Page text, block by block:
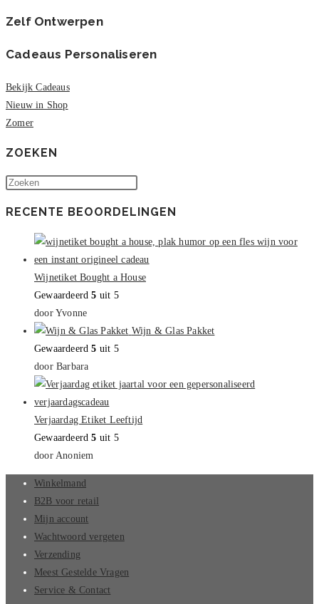
Zelf Ontwerpen
Cadeaus Personaliseren
Bekijk Cadeaus
Nieuw in Shop
Zomer
ZOEKEN
Escape
RECENTE BEOORDELINGEN
Wijnetiket Bought a House
Gewaardeerd5 uit 5
door Yvonne
Wijn & Glas Pakket
Gewaardeerd5 uit 5
door Barbara
Verjaardag Etiket Leeftijd
Gewaardeerd5 uit 5
door Anoniem
Winkelmand
B2B voor retail
Mijn account
Wachtwoord vergeten
Verzending
Meest Gestelde Vragen
Service & Contact